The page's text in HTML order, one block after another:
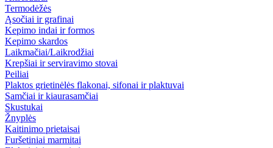
Termodėžės
Ąsočiai ir grafinai
Kepimo indai ir formos
Kepimo skardos
Laikmačiai/Laikrodžiai
Krepšiai ir serviravimo stovai
Peiliai
Plaktos grietinėlės flakonai, sifonai ir plaktuvai
Samčiai ir kiaurasamčiai
Skustukai
Žnyplės
Kaitinimo prietaisai
Furšetiniai marmitai